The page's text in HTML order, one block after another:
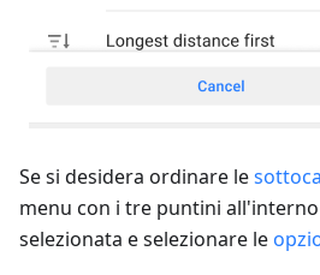
Se si desidera ordinare le
menu con i tre puntini
selezionata e selezionare le